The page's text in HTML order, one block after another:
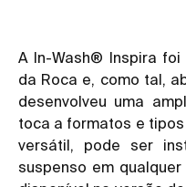
A In-Wash® Inspira
da Roca e, como tal,
desenvolveu uma
toca a formatos e
versátil, pode ser
suspenso em